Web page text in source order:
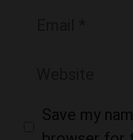
browser for